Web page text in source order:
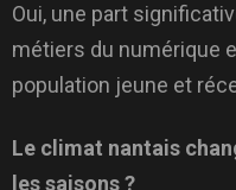
Oui, une part
métiers du numérique
population jeune et
Le climat nantais
les saisons ?